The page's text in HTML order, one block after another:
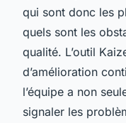
qui sont donc les
quels sont les
qualité. L’outil
d’amélioration
l’équipe a non
signaler les